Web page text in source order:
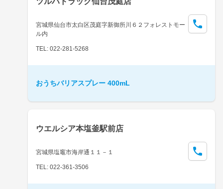
宮城県仙台市太白区茂庭字新御所川６２フォレストモー
ル内
TEL: 022-281-5268
おうちバリアスプレー 400mL
ウエルシア本塩釜駅前店
宮城県塩竈市海岸通１１－１
TEL: 022-361-3506